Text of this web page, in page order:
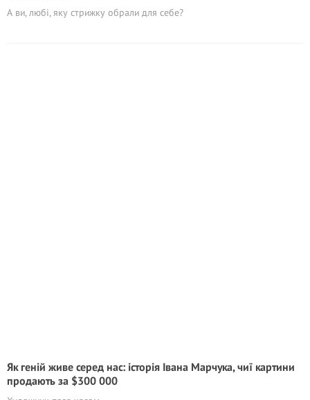
А ви, любі, яку стрижку обрали для себе?
Як геній живе серед нас: історія Івана Марчука, чиї картини
продають за $300 000